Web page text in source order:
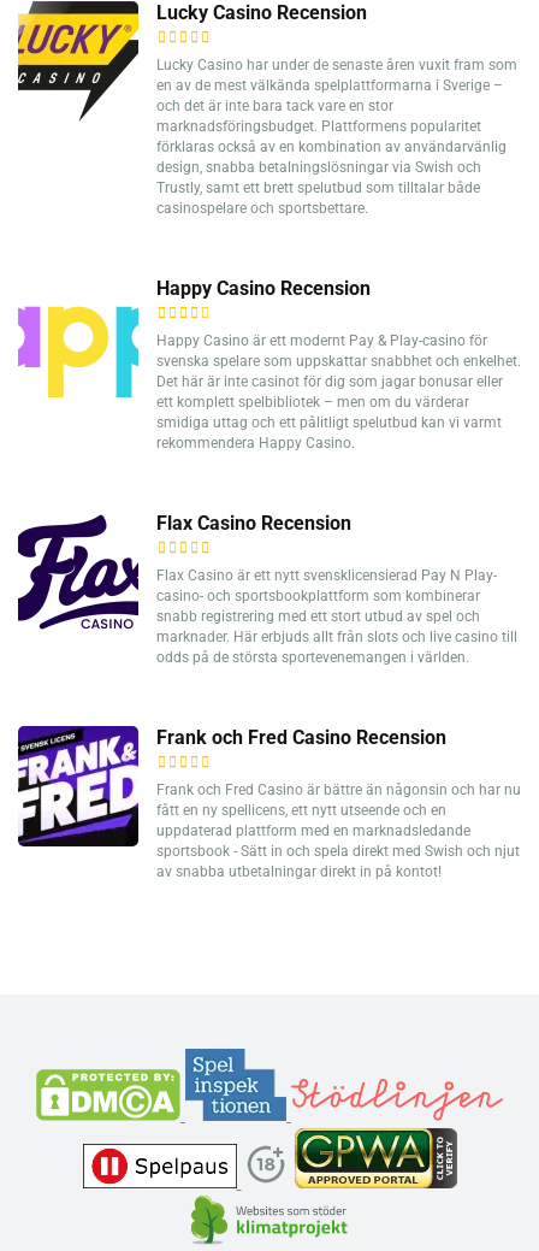
Lucky Casino Recension
Lucky Casino har under de senaste åren vuxit fram som
en av de mest välkända spelplattformarna i Sverige –
och det är inte bara tack vare en stor
marknadsföringsbudget. Plattformens popularitet
förklaras också av en kombination av användarvänlig
design, snabba betalningslösningar via Swish och
Trustly, samt ett brett spelutbud som tilltalar både
casinospelare och sportsbettare.
Happy Casino Recension
Happy Casino är ett modernt Pay & Play-casino för
svenska spelare som uppskattar snabbhet och enkelhet.
Det här är inte casinot för dig som jagar bonusar eller
ett komplett spelbibliotek – men om du värderar
smidiga uttag och ett pålitligt spelutbud kan vi varmt
rekommendera Happy Casino.
Flax Casino Recension
Flax Casino är ett nytt svensklicensierad Pay N Play-
casino- och sportsbookplattform som kombinerar
snabb registrering med ett stort utbud av spel och
marknader. Här erbjuds allt från slots och live casino till
odds på de största sportevenemangen i världen.
Frank och Fred Casino Recension
Frank och Fred Casino är bättre än någonsin och har nu
fått en ny spellicens, ett nytt utseende och en
uppdaterad plattform med en marknadsledande
sportsbook - Sätt in och spela direkt med Swish och njut
av snabba utbetalningar direkt in på kontot!